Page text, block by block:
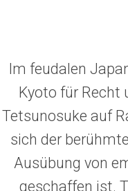
Im feudalen
Kyoto für Recht
Tetsunosuke auf
sich der
Ausübung von
geschaffen ist.